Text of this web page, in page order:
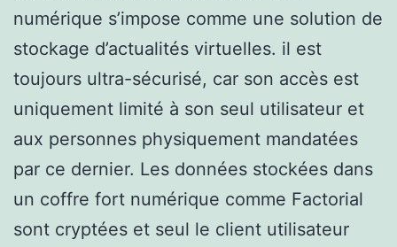
numérique s’impose comme une solution de
stockage d’actualités virtuelles. il est
toujours ultra-sécurisé, car son accès est
uniquement limité à son seul utilisateur et
aux personnes physiquement mandatées
par ce dernier. Les données stockées dans
un coffre fort numérique comme Factorial
sont cryptées et seul le client utilisateur